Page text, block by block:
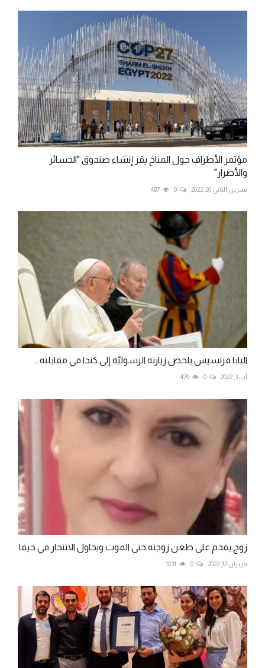
مؤتمر الأطراف حول المناخ يقر إنشاء صندوق "الخسائر
والأضرار"
تشرين الثاني 20, 2022 0
487
البابا فرنسيس يلخص زيارته الرسوليّة إلى كندا في مقابلته...
آب 3, 2022 0
479
زوج يقدم على طعن زوجته حتى الموت ويحاول الانتحار في حيفا
حزيران 12, 2022 0
1831